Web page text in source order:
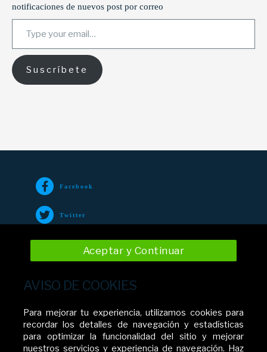
notificaciones de nuevos post por correo
Type your email…
Suscríbete
Facebook
Twitter
AVISO DE COOKIES
Para mejorar tu experiencia, utilizamos cookies para
recordar los detalles de navegación y estadísticas
para optimizar la funcionalidad del sitio y mejorar
nuestros servicios y experiencia de navegación. Haz
Aceptar y Continuar